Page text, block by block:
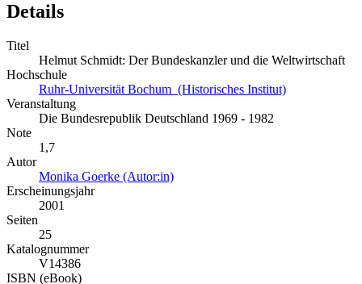
Details
Titel
Helmut Schmidt: Der Bundeskanzler und die Weltwirtschaft
Hochschule
Ruhr-Universität Bochum (Historisches Institut)
Veranstaltung
Die Bundesrepublik Deutschland 1969 - 1982
Note
1,7
Autor
Monika Goerke (Autor:in)
Erscheinungsjahr
2001
Seiten
25
Katalognummer
V14386
ISBN (eBook)